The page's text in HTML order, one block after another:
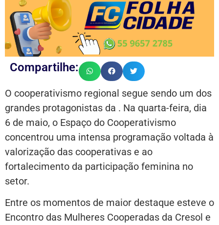
Compartilhe:
O cooperativismo regional segue sendo um dos
grandes protagonistas da . Na quarta-feira, dia
6 de maio, o Espaço do Cooperativismo
concentrou uma intensa programação voltada à
valorização das cooperativas e ao
fortalecimento da participação feminina no
setor.
Entre os momentos de maior destaque esteve o
Encontro das Mulheres Cooperadas da Cresol e